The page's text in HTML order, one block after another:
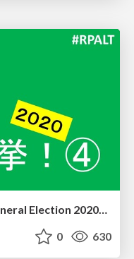
RPALT vol.26 / LT1 : UiPath General Election 2020 #4
0 630